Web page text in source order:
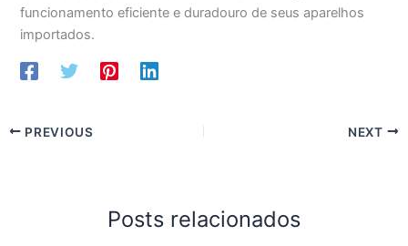
funcionamento eficiente e duradouro de seus aparelhos
importados.
PREVIOUS NEXT
Posts relacionados